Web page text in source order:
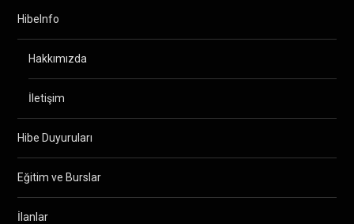
HibeInfo
Hakkımızda
İletişim
Hibe Duyuruları
Eğitim ve Burslar
İlanlar